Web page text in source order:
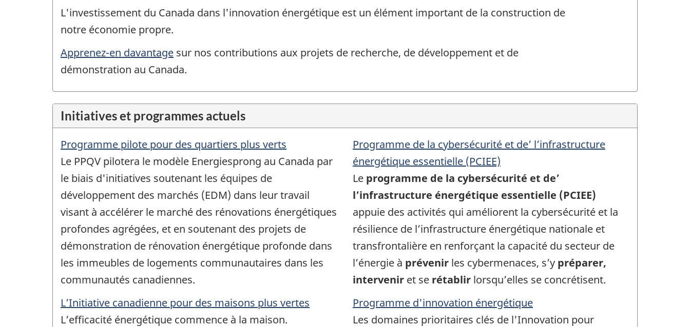
L'investissement du Canada dans l'innovation énergétique est un élément important de la construction de
notre économie propre.
Apprenez-en davantage sur nos contributions aux projets de recherche, de développement et de
démonstration au Canada.
Initiatives et programmes actuels
Programme pilote pour des quartiers plus verts
Le PPQV pilotera le modèle Energiesprong au Canada par
le biais d'initiatives soutenant les équipes de
développement des marchés (EDM) dans leur travail
visant à accélérer le marché des rénovations énergétiques
profondes agrégées, et en soutenant des projets de
démonstration de rénovation énergétique profonde dans
les immeubles de logements communautaires dans les
communautés canadiennes.
L’Initiative canadienne pour des maisons plus vertes
L’efficacité énergétique commence à la maison.
Programme de la cybersécurité et de’ l’infrastructure
énergétique essentielle (PCIEE)
Le programme de la cybersécurité et de’
l’infrastructure énergétique essentielle (PCIEE)
appuie des activités qui améliorent la cybersécurité et la
résilience de l’infrastructure énergétique nationale et
transfrontalière en renforçant la capacité du secteur de
l’énergie à prévenir les cybermenaces, s’y préparer,
intervenir et se rétablir lorsqu’elles se concrétisent.
Programme d'innovation énergétique
Les domaines prioritaires clés de l'Innovation pour